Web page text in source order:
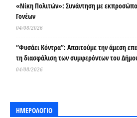
«Νίκη Πολιτών»: Συνάντηση με
Γονέων
04/08/2026
“Φυσάει Κόντρα”: Απαιτούμε την άμεση
τη διασφάλιση των συμφερόντων του
04/08/2026
ΗΜΕΡΟΛΟΓΙΟ